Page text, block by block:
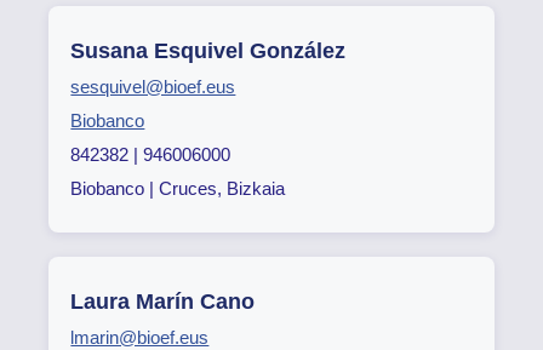
Susana Esquivel González
sesquivel@bioef.eus
Biobanco
842382 | 946006000
Biobanco | Cruces, Bizkaia
Laura Marín Cano
lmarin@bioef.eus